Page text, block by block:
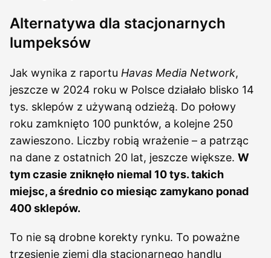
Alternatywa dla stacjonarnych
lumpeksów
Jak wynika z raportu Havas Media Network,
jeszcze w 2024 roku w Polsce działało blisko 14
tys. sklepów z używaną odzieżą. Do połowy
roku zamknięto 100 punktów, a kolejne 250
zawieszono. Liczby robią wrażenie – a patrząc
na dane z ostatnich 20 lat, jeszcze większe. W
tym czasie zniknęło niemal 10 tys. takich
miejsc, a średnio co miesiąc zamykano ponad
400 sklepów.
To nie są drobne korekty rynku. To poważne
trzęsienie ziemi dla stacjonarnego handlu